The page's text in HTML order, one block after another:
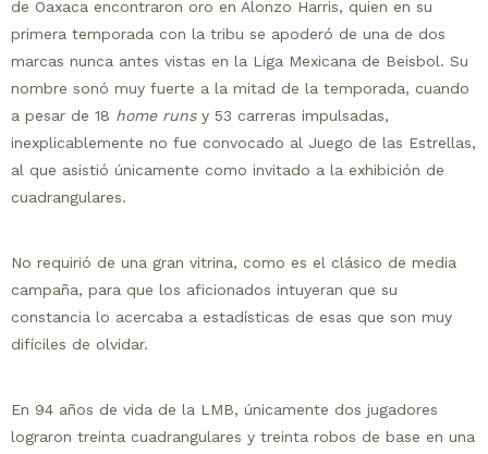
de Oaxaca encontraron oro en Alonzo Harris, quien en su
primera temporada con la tribu se apoderó de una de dos
marcas nunca antes vistas en la Liga Mexicana de Beisbol. Su
nombre sonó muy fuerte a la mitad de la temporada, cuando
a pesar de 18 home runs y 53 carreras impulsadas,
inexplicablemente no fue convocado al Juego de las Estrellas,
al que asistió únicamente como invitado a la exhibición de
cuadrangulares.
No requirió de una gran vitrina, como es el clásico de media
campaña, para que los aficionados intuyeran que su
constancia lo acercaba a estadísticas de esas que son muy
difíciles de olvidar.
En 94 años de vida de la LMB, únicamente dos jugadores
lograron treinta cuadrangulares y treinta robos de base en una